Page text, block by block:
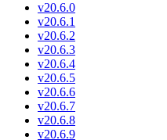
v20.6.0
v20.6.1
v20.6.2
v20.6.3
v20.6.4
v20.6.5
v20.6.6
v20.6.7
v20.6.8
v20.6.9